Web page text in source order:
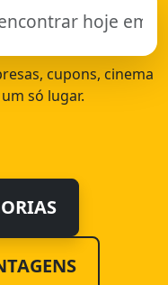
cupons, cinema
só lugar.